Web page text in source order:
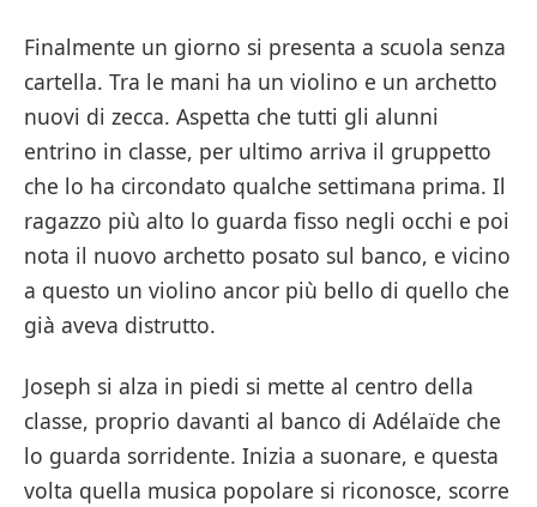
Finalmente un giorno si presenta a scuola senza
cartella. Tra le mani ha un violino e un archetto
nuovi di zecca. Aspetta che tutti gli alunni
entrino in classe, per ultimo arriva il gruppetto
che lo ha circondato qualche settimana prima. Il
ragazzo più alto lo guarda fisso negli occhi e poi
nota il nuovo archetto posato sul banco, e vicino
a questo un violino ancor più bello di quello che
già aveva distrutto.
Joseph si alza in piedi si mette al centro della
classe, proprio davanti al banco di Adélaïde che
lo guarda sorridente. Inizia a suonare, e questa
volta quella musica popolare si riconosce, scorre